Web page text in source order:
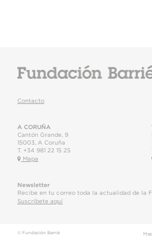
Contacto
A CORUÑA
Cantón Grande, 9
15003
A Coruña
T. +34 981 22 15 25
Mapa
Newsletter
Recibe en tu correo toda la actualidad de la
Suscríbete aquí
© Fundación Barrié